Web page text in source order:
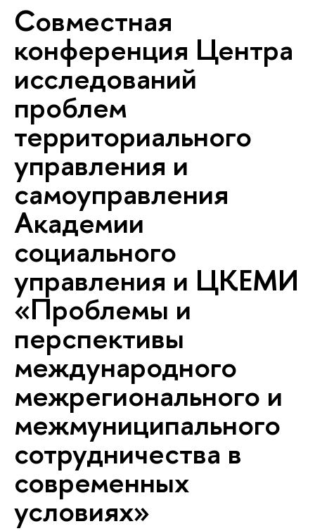
Совместная
конференция Центра
исследований
проблем
территориального
управления и
самоуправления
Академии
социального
управления и ЦКЕМИ
«Проблемы и
перспективы
международного
межрегионального и
межмуниципального
сотрудничества в
современных
условиях»